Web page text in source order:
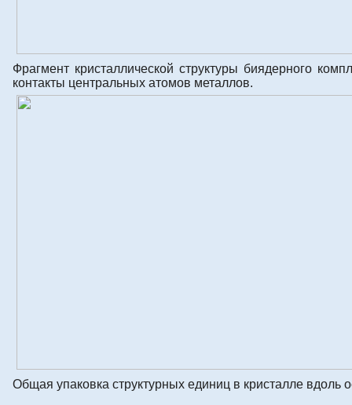
Фрагмент кристаллической структуры биядерного
контакты центральных атомов металлов.
Общая упаковка структурных единиц в кристалле вдоль